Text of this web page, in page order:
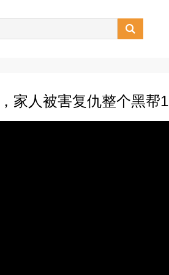

家人被害复仇整个黑帮1